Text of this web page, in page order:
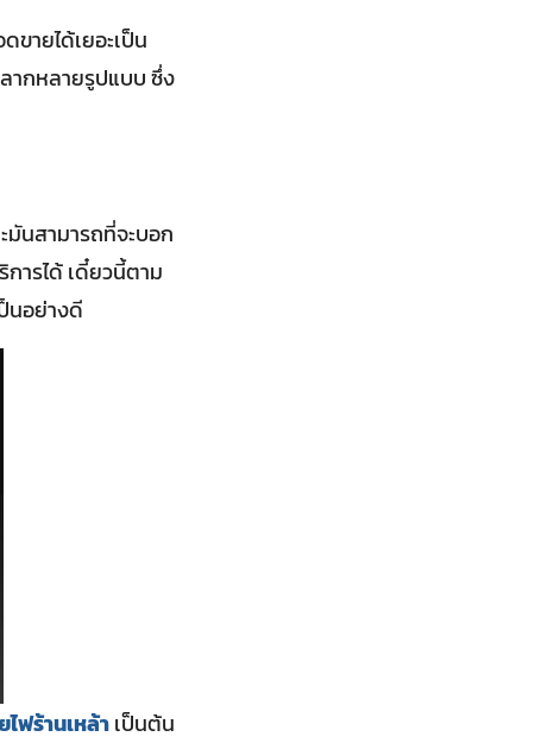
ายได้เยอะเป็น
ากหลายรูปแบบ ซึ่ง
มันสามารถที่จะบอก
การได้ เดี๋ยวนี้ตาม
นอย่างดี
ฟร้านเหล้าเป็นต้น